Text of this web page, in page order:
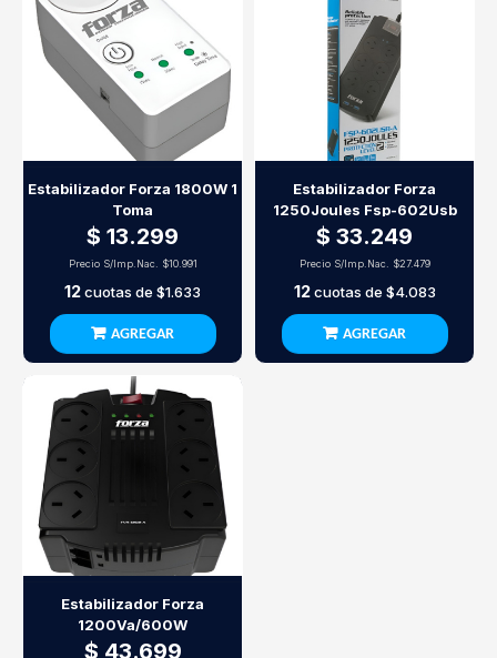
Estabilizador Forza 1800W 1
Toma
$ 13.299
Precio S/Imp.Nac. $10.991
12cuotas de $1.633
AGREGAR
Estabilizador Forza
1250Joules Fsp-602Usb
$ 33.249
Precio S/Imp.Nac. $27.479
12cuotas de $4.083
AGREGAR
Estabilizador Forza
1200Va/600W
$ 43.699